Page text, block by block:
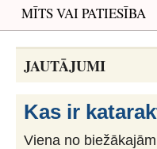
MĪTS VAI PATIESĪBA
JAUTĀJUMI
Kas ir
Viena no